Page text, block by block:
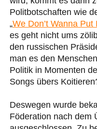
Politbotschaften wie
„We Don’t Wanna Put
es geht nicht ums
den russischen
man es den
Politik in Momenten
Songs übers
Deswegen wurde
Föderation nach dem